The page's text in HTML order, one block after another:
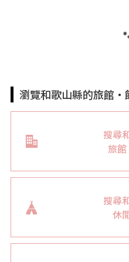
瀏覽和歌山縣的旅館
搜尋
旅
搜尋
休